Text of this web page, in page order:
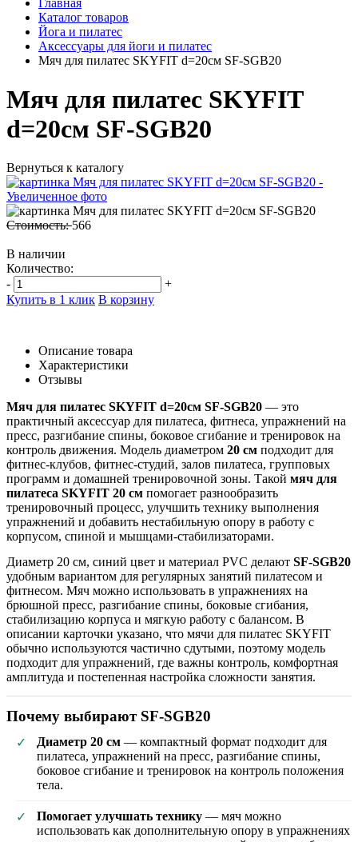
Каталог товаров
Йога и пилатес
Аксессуары для йоги и пилатес
Мяч для пилатес SKYFIT d=20см SF-SGB20
Мяч для пилатес SKYFIT
d=20см SF-SGB20
Вернуться к каталогу
Стоимость:566
В наличии
Количество:
-
+
Купить в 1 клик В корзину
Описание товара
Характеристики
Отзывы
Мяч для пилатес SKYFIT d=20см SF-SGB20 — это
практичный аксессуар для пилатеса, фитнеса, упражнений на
пресс, разгибание спины, боковое сгибание и тренировок на
контроль движения. Модель диаметром 20 см подходит для
фитнес-клубов, фитнес-студий, залов пилатеса, групповых
программ и домашней тренировочной зоны. Такой мяч для
пилатеса SKYFIT 20 см помогает разнообразить
тренировочный процесс, улучшить технику выполнения
упражнений и добавить нестабильную опору в работу с
корпусом, спиной и мышцами-стабилизаторами.
Диаметр 20 см, синий цвет и материал PVC делают SF-SGB20
удобным вариантом для регулярных занятий пилатесом и
фитнесом. Мяч можно использовать в упражнениях на
брюшной пресс, разгибание спины, боковые сгибания,
стабилизацию корпуса и мягкую работу с балансом. В
описании карточки указано, что мячи для пилатес SKYFIT
обычно используются частично сдутыми, поэтому модель
подходит для упражнений, где важны контроль, комфортная
амплитуда и постепенная настройка сложности занятия.
Почему выбирают SF-SGB20
✓ Диаметр 20 см — компактный формат подходит для
пилатеса, упражнений на пресс, разгибание спины,
боковое сгибание и тренировок на контроль положения
тела.
✓ Помогает улучшать технику — мяч можно
использовать как дополнительную опору в упражнениях